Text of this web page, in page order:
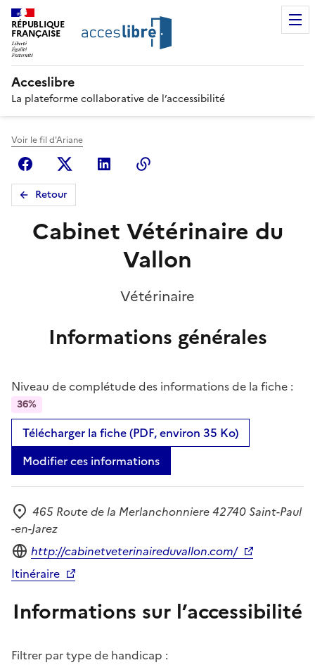
RÉPUBLIQUE
FRANÇAISE
Acceslibre
La plateforme collaborative de l’accessibilité
Voir le fil d'Ariane
FacebookX (anciennement Twitter)
Linkedin
Retour
Cabinet Vétérinaire du
Vallon
Vétérinaire
Informations générales
Niveau de complétude des informations de la fiche :
36%
Télécharger la fiche (PDF, environ 35 Ko)
Modifier ces informations
Adresse
465 Route de la Merlanchonniere 42740 Saint-Paul
-en-Jarez
Site internet
http://cabinetveterinaireduvallon.com/
Itinéraire
Informations sur l’accessibilité
Filtrer par type de handicap :